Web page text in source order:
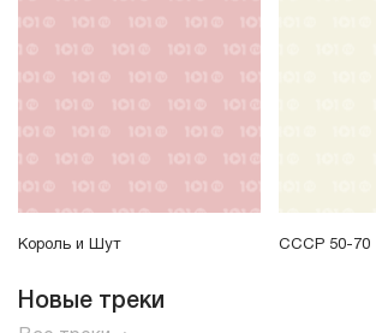
Король и Шут СССР 50-70
Новые треки